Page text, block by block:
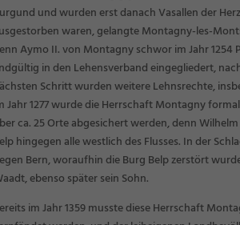
und wurden erst danach Vasallen der
waren, gelangte Montagny-les-
Aymo II. von Montagny schwor im Jahr 1254
in den Lehensverband eingegliedert,
Schritt wurden weitere Lehnsrechte,
Jahr 1277 wurde die Herrschaft Montagny
ca. 25 Orte abgesichert werden, denn
hingegen alle westlich des Flusses. In der
Bern, woraufhin die Burg Belp zerstört
ebenso später sein Sohn.
im Jahr 1359 musste diese Herrschaft